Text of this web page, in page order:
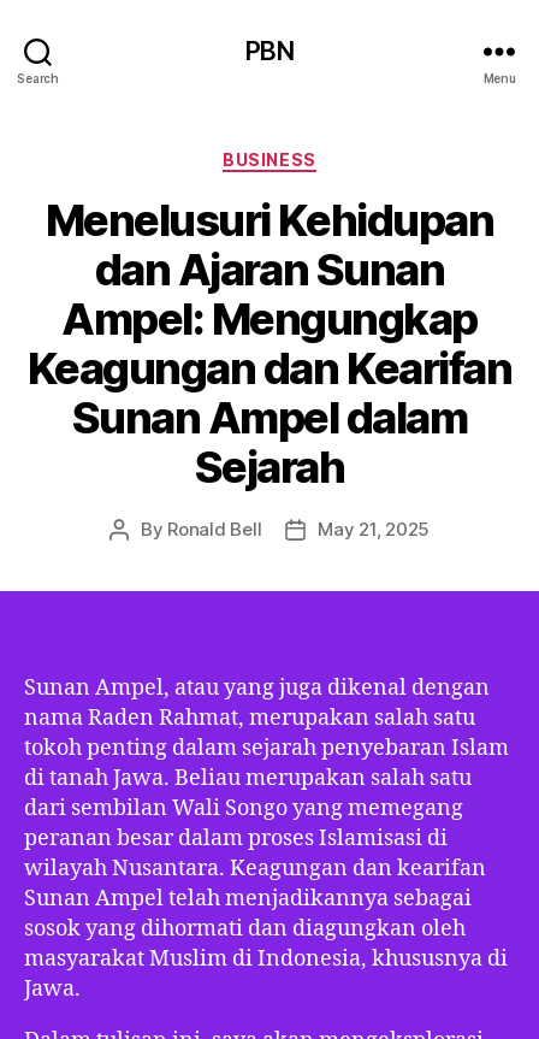
Search
PBN
Menu
Categories
BUSINESS
Menelusuri Kehidupan
dan Ajaran Sunan
Ampel: Mengungkap
Keagungan dan Kearifan
Sunan Ampel dalam
Sejarah
Post
By Ronald Bell
PostMay 21, 2025
Sunan Ampel, atau yang juga dikenal dengan
nama Raden Rahmat, merupakan salah satu
tokoh penting dalam sejarah penyebaran Islam
di tanah Jawa. Beliau merupakan salah satu
dari sembilan Wali Songo yang memegang
peranan besar dalam proses Islamisasi di
wilayah Nusantara. Keagungan dan kearifan
Sunan Ampel telah menjadikannya sebagai
sosok yang dihormati dan diagungkan oleh
masyarakat Muslim di Indonesia, khususnya di
Jawa.